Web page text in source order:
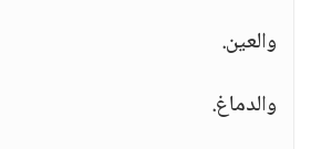
والعين.
والدماغ.